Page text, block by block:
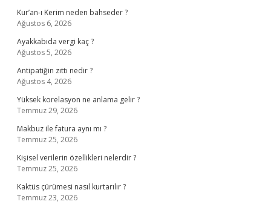
Kur’an-ı Kerim neden bahseder ?
Ağustos 6, 2026
Ayakkabıda vergi kaç ?
Ağustos 5, 2026
Antipatiğin zıttı nedir ?
Ağustos 4, 2026
Yüksek korelasyon ne anlama gelir ?
Temmuz 29, 2026
Makbuz ile fatura aynı mı ?
Temmuz 25, 2026
Kişisel verilerin özellikleri nelerdir ?
Temmuz 25, 2026
Kaktüs çürümesi nasıl kurtarılır ?
Temmuz 23, 2026